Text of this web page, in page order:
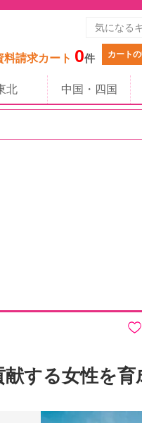
料請求カート 0件 カート
北 中国・四国
する女性を育